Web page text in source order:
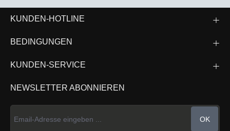
KUNDEN-HOTLINE
BEDINGUNGEN
KUNDEN-SERVICE
NEWSLETTER ABONNIEREN
OK